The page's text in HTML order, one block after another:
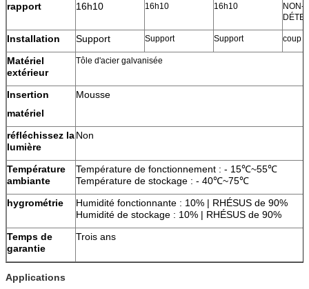
rapport 16h10 16h10 16h10
NON-
Installation Support Support Support coup
Matériel
extérieur
Tôle d'acier galvanisée
Insertion
matériel
Mousse
réfléchissez la
lumière
Non
Température
ambiante
Température de fonctionnement : - 15℃~55℃
Température de stockage : - 40℃~75℃
hygrométrie
Humidité fonctionnante : 10% | RHÉSUS de 90%
Humidité de stockage : 10% | RHÉSUS de 90%
Temps de
garantie
Trois ans
Applications